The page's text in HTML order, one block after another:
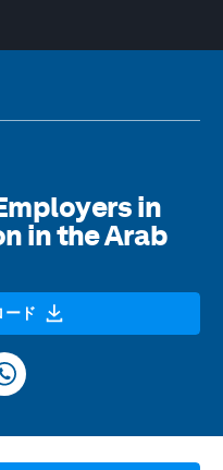
in
in the Arab
ード